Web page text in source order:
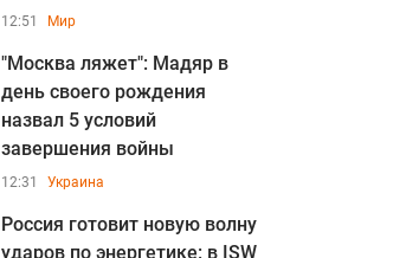
12:51 Мир
"Москва ляжет": Мадяр в
день своего рождения
назва л 5 условий
завершения войны
12:31 Украина
Россия готовит новую волну
ударов по энергетике: в ISW